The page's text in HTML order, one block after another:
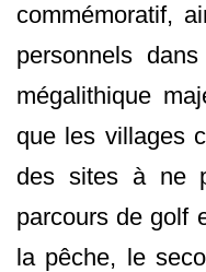
commémoratif,
personnels
mégalithique
que les villages
des sites à ne
parcours de golf
la pêche, le